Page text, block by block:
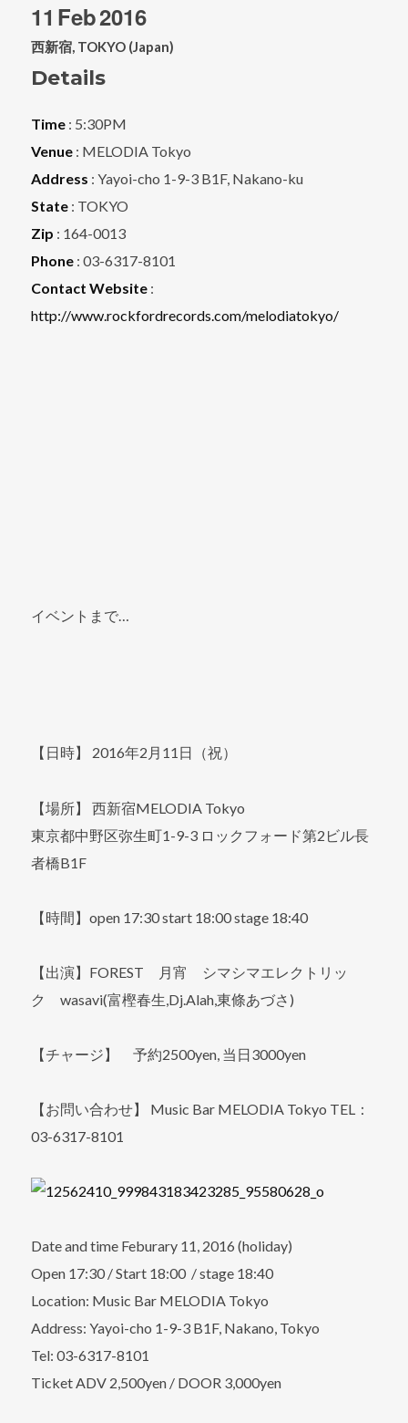
11 Feb2016
西新宿, TOKYO (Japan)
Details
Time : 5:30PM
Venue : MELODIA Tokyo
Address : Yayoi-cho 1-9-3 B1F, Nakano-ku
State : TOKYO
Zip : 164-0013
Phone : 03-6317-8101
Contact Website :
http://www.rockfordrecords.com/melodiatokyo/
イベントまで…
【日時】 2016年2月11日（祝）
【場所】 西新宿MELODIA Tokyo
東京都中野区弥生町1-9-3 ロックフォード第2ビル長
者橋B1F
【時間】open 17:30 start 18:00 stage 18:40
【出演】FOREST 月宵 シマシマエレクトリッ
ク wasavi(富樫春生,Dj.Alah,東條あづさ)
【チャージ】 予約2500yen, 当日3000yen
【お問い合わせ】 Music Bar MELODIA Tokyo TEL：
03-6317-8101
Date and time Feburary 11, 2016 (holiday)
Open 17:30 / Start 18:00 / stage 18:40
Location: Music Bar MELODIA Tokyo
Address: Yayoi-cho 1-9-3 B1F, Nakano, Tokyo
Tel: 03-6317-8101
Ticket ADV 2,500yen / DOOR 3,000yen